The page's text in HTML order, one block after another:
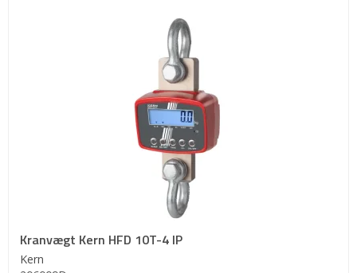
Kranvægt Kern HFD 10T-4 IP
Kern